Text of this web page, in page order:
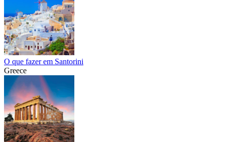
O que fazer em Santorini
Greece